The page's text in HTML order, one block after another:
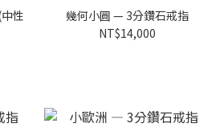
幾何小圓 — 3分鑽石戒指
NT$14,000